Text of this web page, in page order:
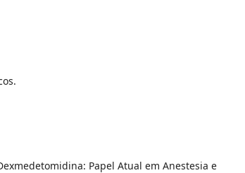
Dexmedetomidina: Papel Atual em Anestesia e